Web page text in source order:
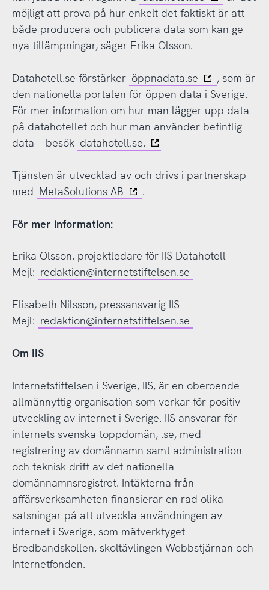
möjligt att prova på hur enkelt det faktiskt är att
både producera och publicera data som kan ge
nya tillämpningar, säger Erika Olsson.
Datahotell.se förstärker öppnadata.se
, som är
den nationella portalen för öppen data i Sverige.
För mer information om hur man lägger upp data
på datahotellet och hur man använder befintlig
data – besök datahotell.se.
Tjänsten är utvecklad av och drivs i partnerskap
med MetaSolutions AB .
För mer information:
Erika Olsson, projektledare för IIS Datahotell
Mejl: redaktion@internetstiftelsen.se
Elisabeth Nilsson, pressansvarig IIS
Mejl: redaktion@internetstiftelsen.se
Om IIS
Internetstiftelsen i Sverige, IIS, är en oberoende
allmännyttig organisation som verkar för positiv
utveckling av internet i Sverige. IIS ansvarar för
internets svenska toppdomän, .se, med
registrering av domännamn samt administration
och teknisk drift av det nationella
domännamnsregistret. Intäkterna från
affärsverksamheten finansierar en rad olika
satsningar på att utveckla användningen av
internet i Sverige, som mätverktyget
Bredbandskollen, skoltävlingen Webbstjärnan och
Internetfonden.